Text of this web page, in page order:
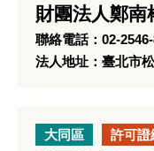
財團法人鄭南
聯絡電話：02-
法人地址：臺北市
大同區 許可證